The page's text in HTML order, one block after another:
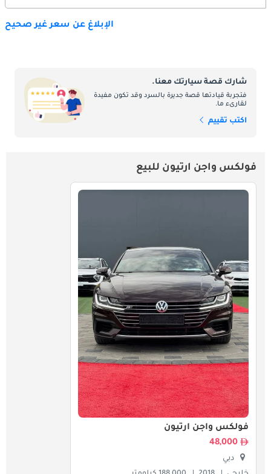
الإبلاغ عن سعر غير صحيح
شارك قصة سيارتك معنا.
فتجربة قيادتها قصة جديرة بالسرد وقد تكون مفيدة
لقارىء ما.
اكتب تقييم
فولكس واجن ارتيون للبيع
فولكس واجن ارتيون
48,000
دبي